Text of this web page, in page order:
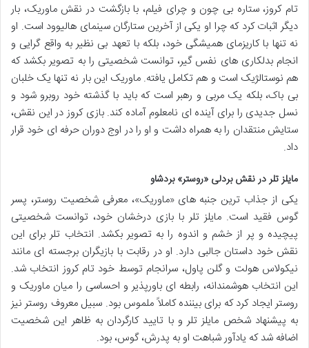
تام کروز، ستاره بی چون و چرای فیلم، با بازگشت در نقش ماوریک، بار
دیگر اثبات کرد که چرا او یکی از آخرین ستارگان سینمای هالیوود است. او
نه تنها با کاریزمای همیشگی خود، بلکه با تعهد بی نظیر به واقع گرایی و
انجام بدلکاری های نفس گیر، توانست شخصیتی را به تصویر بکشد که
هم نوستالژیک است و هم تکامل یافته. ماوریک این بار نه تنها یک خلبان
بی باک، بلکه یک مربی و رهبر است که باید با گذشته خود روبرو شود و
نسل جدیدی را برای آینده ای نامعلوم آماده کند. بازی کروز در این نقش،
ستایش منتقدان را به همراه داشت و او را در اوج دوران حرفه ای خود قرار
داد.
مایلز تلردر نقش بردلی «روستر» بردشاو
یکی از جذاب ترین جنبه های «ماوریک»، معرفی شخصیت روستر، پسر
گوس فقید است. مایلز تلر با بازی درخشان خود، توانست شخصیتی
پیچیده و پر از خشم و اندوه را به تصویر بکشد. انتخاب تلر برای این
نقش خود داستان جالبی دارد. او در رقابت با بازیگران برجسته ای مانند
نیکولاس هولت و گلن پاول، سرانجام توسط خود تام کروز انتخاب شد.
این انتخاب هوشمندانه، رابطه ای باورپذیر و احساسی را میان ماوریک و
روستر ایجاد کرد که برای بیننده کاملاً ملموس بود. سبیل معروف روستر نیز
به پیشنهاد شخص مایلز تلر و با تایید کارگردان به ظاهر این شخصیت
اضافه شد که یادآور شباهت او به پدرش، گوس، بود.